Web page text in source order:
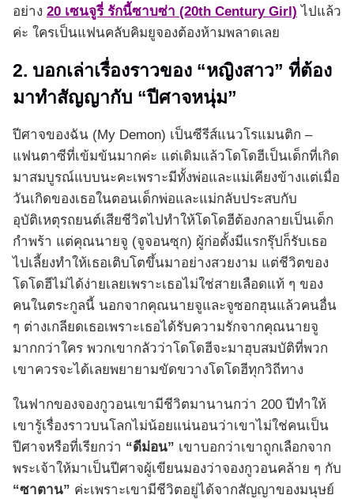
อย่าง 20 เซนจูรี่ รักนี้ซาบซ่า (20th Century Girl) ไปแล้ว
ค่ะ ใครเป็นแฟนคลับคิมยูจองต้องห้ามพลาดเลย
2. บอกเล่าเรื่องราวของ “หญิงสาว” ที่ต้อง
มาทำสัญญากับ “ปีศาจหนุ่ม”
ปีศาจของฉัน (My Demon) เป็นซีรีส์แนวโรแมนติก –
แฟนตาซีที่เข้มข้นมากค่ะ แต่เดิมแล้วโดโดฮีเป็นเด็กที่เกิด
มาสมบูรณ์แบบนะคะเพราะมีทั้งพ่อและแม่เคียงข้างแต่เมื่อ
วันเกิดของเธอในตอนเด็กพ่อและแม่กลับประสบกับ
อุบัติเหตุรถยนต์เสียชีวิตไปทำให้โดโดฮีต้องกลายเป็นเด็ก
กำพร้า แต่คุณนายจู (จูจอนซุก) ผู้ก่อตั้งมีแรกรุ๊ปก็รับเธอ
ไปเลี้ยงทำให้เธอเติบโตขึ้นมาอย่างสวยงาม แต่ชีวิตของ
โดโดฮีไม่ได้ง่ายเลยเพราะเธอไม่ใช่สายเลือดแท้ ๆ ของ
คนในตระกูลนี้ นอกจากคุณนายจูและจูซอกฮุนแล้วคนอื่น
ๆ ต่างเกลียดเธอเพราะเธอได้รับความรักจากคุณนายจู
มากกว่าใคร พวกเขากลัวว่าโดโดฮีจะมาฮุบสมบัติที่พวก
เขาควรจะได้เลยพยายามขัดขวางโดโดฮีทุกวิถีทาง
ในฟากของจองกูวอนเขามีชีวิตมานานกว่า 200 ปีทำให้
เขารู้เรื่องราวบนโลกไม่น้อยแน่นอนว่าเขาไม่ใช่คนเป็น
ปีศาจหรือที่เรียกว่า “ดีม่อน” เขาบอกว่าเขาถูกเลือกจาก
พระเจ้าให้มาเป็นปีศาจผู้เขียนมองว่าจองกูวอนคล้าย ๆ กับ
“ซาตาน” ค่ะเพราะเขามีชีวิตอยู่ได้จากสัญญาของมนุษย์